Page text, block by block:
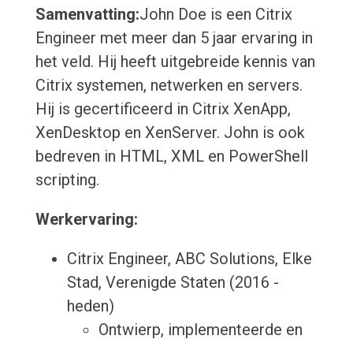
Samenvatting:John Doe is een Citrix
Engineer met meer dan 5 jaar ervaring in
het veld. Hij heeft uitgebreide kennis van
Citrix systemen, netwerken en servers.
Hij is gecertificeerd in Citrix XenApp,
XenDesktop en XenServer. John is ook
bedreven in HTML, XML en PowerShell
scripting.
Werkervaring:
Citrix Engineer, ABC Solutions, Elke
Stad, Verenigde Staten (2016 -
heden)
Ontwierp, implementeerde en